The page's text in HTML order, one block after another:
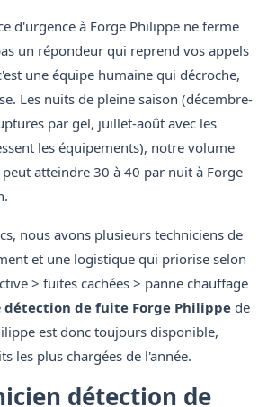
d'urgence à Forge Philippe ne ferme
un répondeur qui reprend vos appels
une équipe humaine qui décroche,
Les nuits de pleine saison (décembre-
par gel, juillet-août avec les
les équipements), notre volume
atteindre 30 à 40 par nuit à Forge
nous avons plusieurs techniciens de
et une logistique qui priorise selon
> fuites cachées > panne chauffage
détection de fuite Forge Philippe de
est donc toujours disponible,
les plus chargées de l'année.
détection de